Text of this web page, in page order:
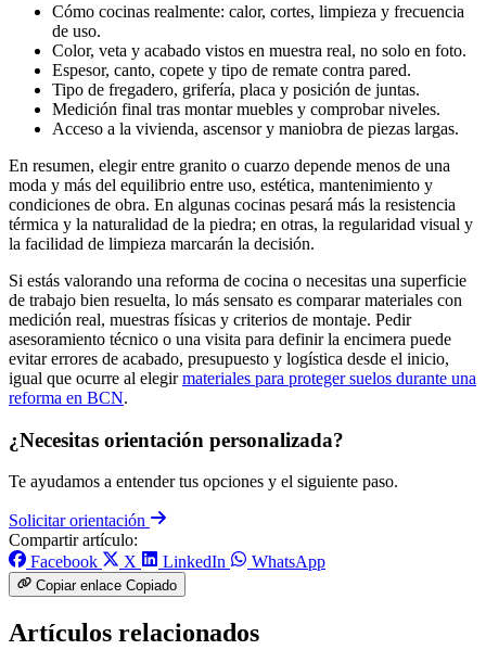
Cómo cocinas realmente: calor, cortes, limpieza y frecuencia
de uso.
Color, veta y acabado vistos en muestra real, no solo en foto.
Espesor, canto, copete y tipo de remate contra pared.
Tipo de fregadero, grifería, placa y posición de juntas.
Medición final tras montar muebles y comprobar niveles.
Acceso a la vivienda, ascensor y maniobra de piezas largas.
En resumen, elegir entre granito o cuarzo depende menos de una
moda y más del equilibrio entre uso, estética, mantenimiento y
condiciones de obra. En algunas cocinas pesará más la resistencia
térmica y la naturalidad de la piedra; en otras, la regularidad visual y
la facilidad de limpieza marcarán la decisión.
Si estás valorando una reforma de cocina o necesitas una superficie
de trabajo bien resuelta, lo más sensato es comparar materiales con
medición real, muestras físicas y criterios de montaje. Pedir
asesoramiento técnico o una visita para definir la encimera puede
evitar errores de acabado, presupuesto y logística desde el inicio,
igual que ocurre al elegirmateriales para proteger suelos durante una
reforma en BCN.
¿Necesitas orientación personalizada?
Te ayudamos a entender tus opciones y el siguiente paso.
Solicitar orientación
Compartir artículo:
Facebook
X LinkedIn WhatsApp
Copiar enlace Copiado
Artículos relacionados